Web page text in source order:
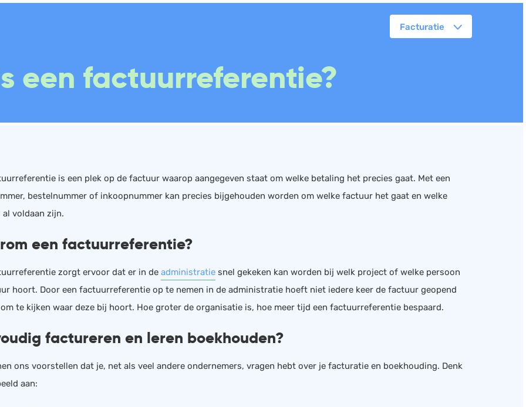
Facturatie
CRM
Planning
ERP
PSP
HRM
Salarisadministratie
Website
VoIP
Helpdesk
Facturatie
een factuurreferentie?
is een plek op de factuur waarop aangegeven staat om welke betaling het precies gaat. Met een
bestelnummer of inkoopnummer kan precies bijgehouden worden om welke factuur het gaat en welke
al voldaan zijn.
een factuurreferentie?
zorgt ervoor dat er in de administratie snel gekeken kan worden bij welk project of welke persoon
hoort. Door een factuurreferentie op te nemen in de administratie hoeft niet iedere keer de factuur geopend
te kijken waar deze bij hoort. Hoe groter de organisatie is, hoe meer tijd een factuurreferentie bespaard.
factureren en leren boekhouden?
ons voorstellen dat je, net als veel andere ondernemers, vragen hebt over je facturatie en boekhouding. Denk
aan: